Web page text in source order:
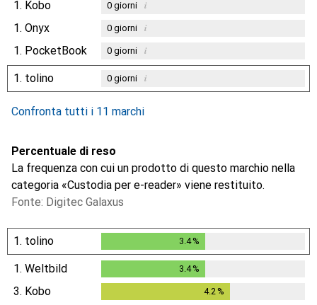
1. Kobo 0giorni i
1. Onyx 0giorni i
1. PocketBook 0giorni i
1. tolino 0giorni i
Confronta tutti i 11 marchi
Percentuale di reso
La frequenza con cui un prodotto di questo marchio nella
categoria «Custodia per e-reader» viene restituito.
Fonte: Digitec Galaxus
1. tolino 3.4%
1. Weltbild 3.4%
3. Kobo 4.2 %